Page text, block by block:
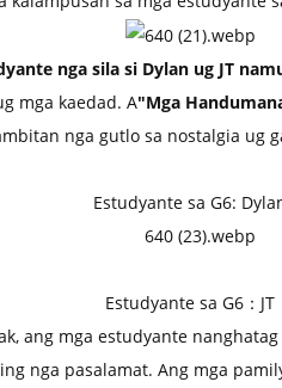
nga sila si Dylan ug JT
mga kaedad. A"Mga
nga gutlo sa nostalgia ug
Estudyante sa G6:
Estudyante sa G6：JT
ang mga estudyante
nga pasalamat. Ang mga